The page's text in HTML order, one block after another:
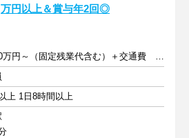
万円以上＆賞与年2回◎
月給30万円～（固定残業代含む）＋交通費 ※賞与年2回
上 1日8時間以上